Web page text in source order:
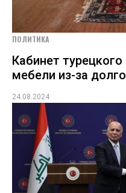
ПОЛИТИКА
Кабинет
мебели из-за
24.08.2024